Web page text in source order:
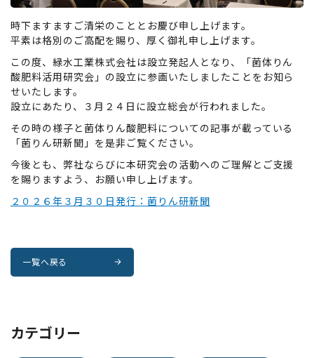
カテゴリー
時下ますますご清栄のこととお慶び申し上げます。
平素は格別のご高配を賜り、厚く御礼申し上げます。
この度、緑水工業株式会社は設立発起人となり、「菌体りん
酸肥料活用研究会」の設立に参画いたしましたことをお知ら
せいたします。
設立にあたり、３月２４日に設立総会が行われました。
その時の様子と菌体りん酸肥料についての記事が載っている
「菌りん研新聞」を是非ご覧ください。
今後とも、弊社ならびに本研究会の活動へのご理解とご支援
を賜りますよう、お願い申し上げます。
２０２６年３月３０日発行：菌りん研新聞
一覧へ戻る